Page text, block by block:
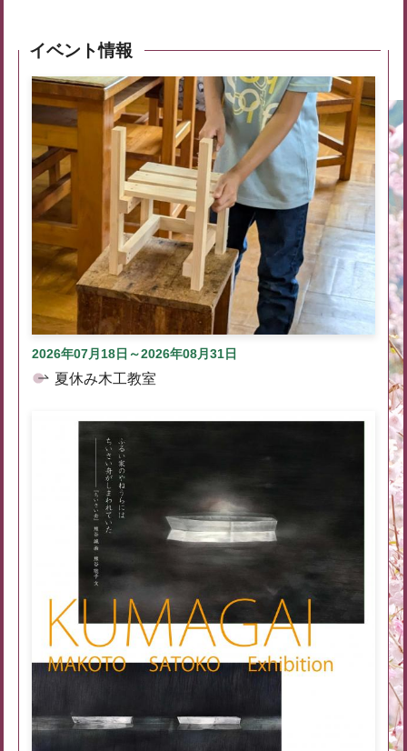
イベント情報
2026年07月18日～2026年08月31日
夏休み木工教室